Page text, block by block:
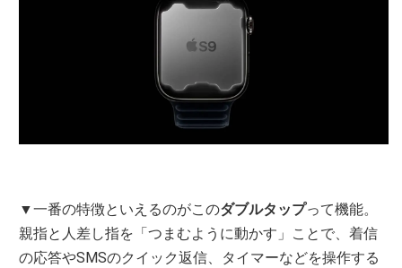
▼一番の特徴といえるのがこのダブルタップって機能。
親指と人差し指を「つまむように動かす」ことで、着信
の応答やSMSのクイック返信、タイマーなどを操作する